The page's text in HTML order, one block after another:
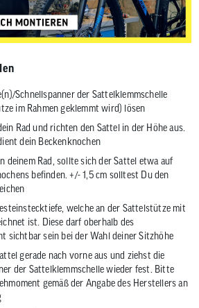
Schnellspanner der Sattelklemmschelle
im Rahmen geklemmt wird) lösen
Rad und richten den Sattel in der Höhe aus.
dein Beckenknochen
deinem Rad, sollte sich der Sattel etwa auf
befinden. +/- 1,5 cm solltest Du den
welche an der Sattelstütze mit
ist. Diese darf oberhalb des
sichtbar sein bei der Wahl deiner Sitzhöhe
gerade nach vorne aus und ziehst die
der Sattelklemmschelle wieder fest. Bitte
gemäß der Angabe des Herstellers an